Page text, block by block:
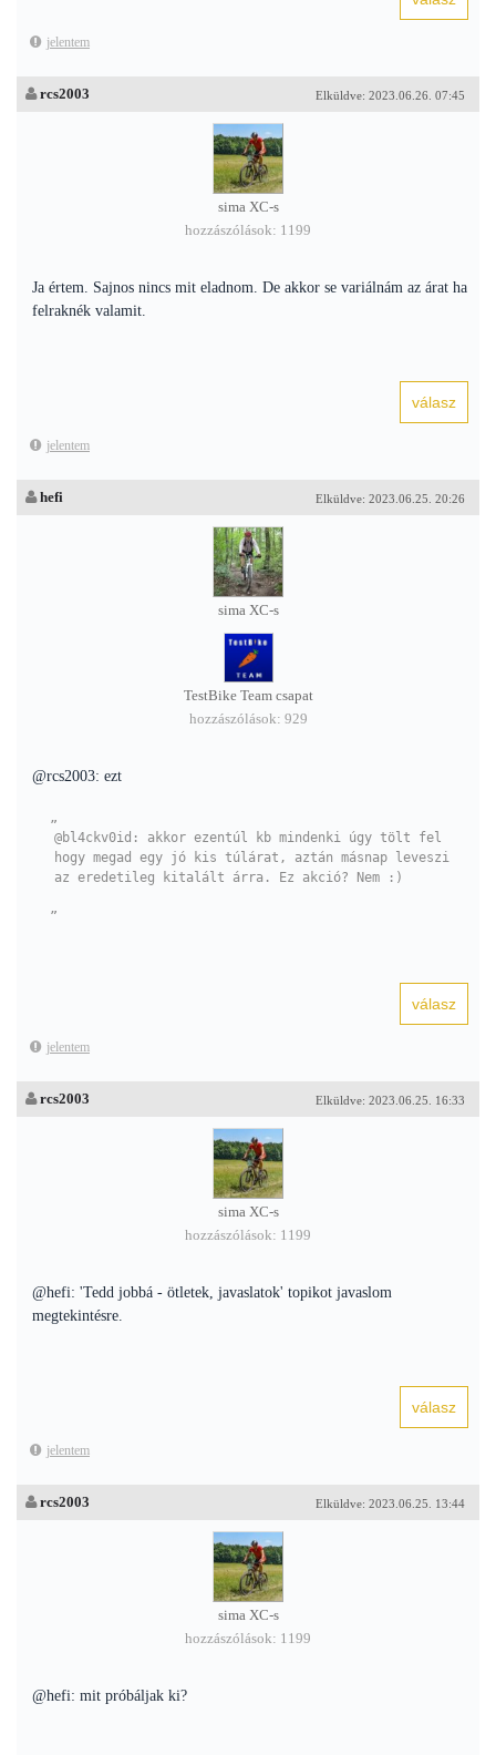
jelentem
Elküldve: 2023.06.26. 07:45
rcs2003
sima XC-s
hozzászólások: 1199
Ja értem. Sajnos nincs mit eladnom. De akkor se variálnám az árat ha
felraknék valamit.
jelentem
Elküldve: 2023.06.25. 20:26
hefi
sima XC-s
TestBike Team csapat
hozzászólások: 929
@rcs2003: ezt
@bl4ckv0id: akkor ezentúl kb mindenki úgy tölt fel
hogy megad egy jó kis túlárat, aztán másnap leveszi
az eredetileg kitalált árra. Ez akció? Nem :)
jelentem
Elküldve: 2023.06.25. 16:33
rcs2003
sima XC-s
hozzászólások: 1199
@hefi: 'Tedd jobbá - ötletek, javaslatok' topikot javaslom
megtekintésre.
jelentem
Elküldve: 2023.06.25. 13:44
rcs2003
sima XC-s
hozzászólások: 1199
@hefi: mit próbáljak ki?